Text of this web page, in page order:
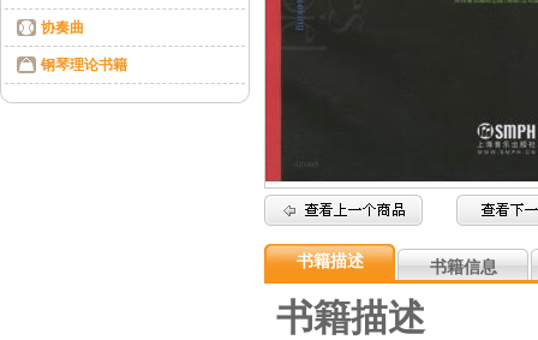
协奏曲
钢琴理论书籍
书籍描述 书籍信息
书籍描述